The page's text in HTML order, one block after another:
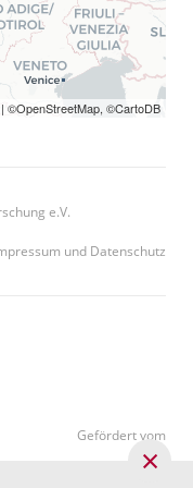
| ©OpenStreetMap, ©CartoDB
e.V.
und Datenschutz
Gefördert vom
×